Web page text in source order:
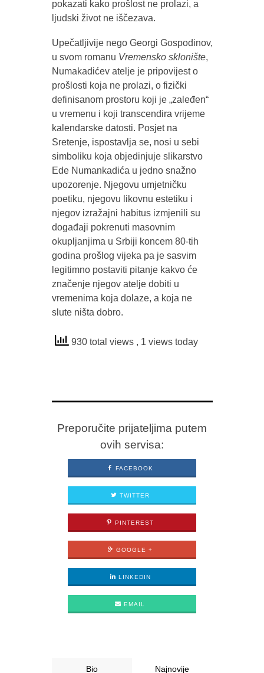
pokazati kako prošlost ne prolazi, a
ljudski život ne iščezava.
Upečatljivije nego Georgi Gospodinov,
u svom romanu Vremensko sklonište,
Numakadićev atelje je pripovijest o
prošlosti koja ne prolazi, o fizički
definisanom prostoru koji je „zaleđen“
u vremenu i koji transcendira vrijeme
kalendarske datosti. Posjet na
Sretenje, ispostavlja se, nosi u sebi
simboliku koja objedinjuje slikarstvo
Ede Numankadića u jedno snažno
upozorenje. Njegovu umjetničku
poetiku, njegovu likovnu estetiku i
njegov izražajni habitus izmjenili su
događaji pokrenuti masovnim
okupljanjima u Srbiji koncem 80-tih
godina prošlog vijeka pa je sasvim
legitimno postaviti pitanje kakvo će
značenje njegov atelje dobiti u
vremenima koja dolaze, a koja ne
slute ništa dobro.
930 total views , 1 views today
Preporučite prijateljima putem
ovih servisa:
FACEBOOK
TWITTER
PINTEREST
GOOGLE +
LINKEDIN
EMAIL
Bio Najnovije